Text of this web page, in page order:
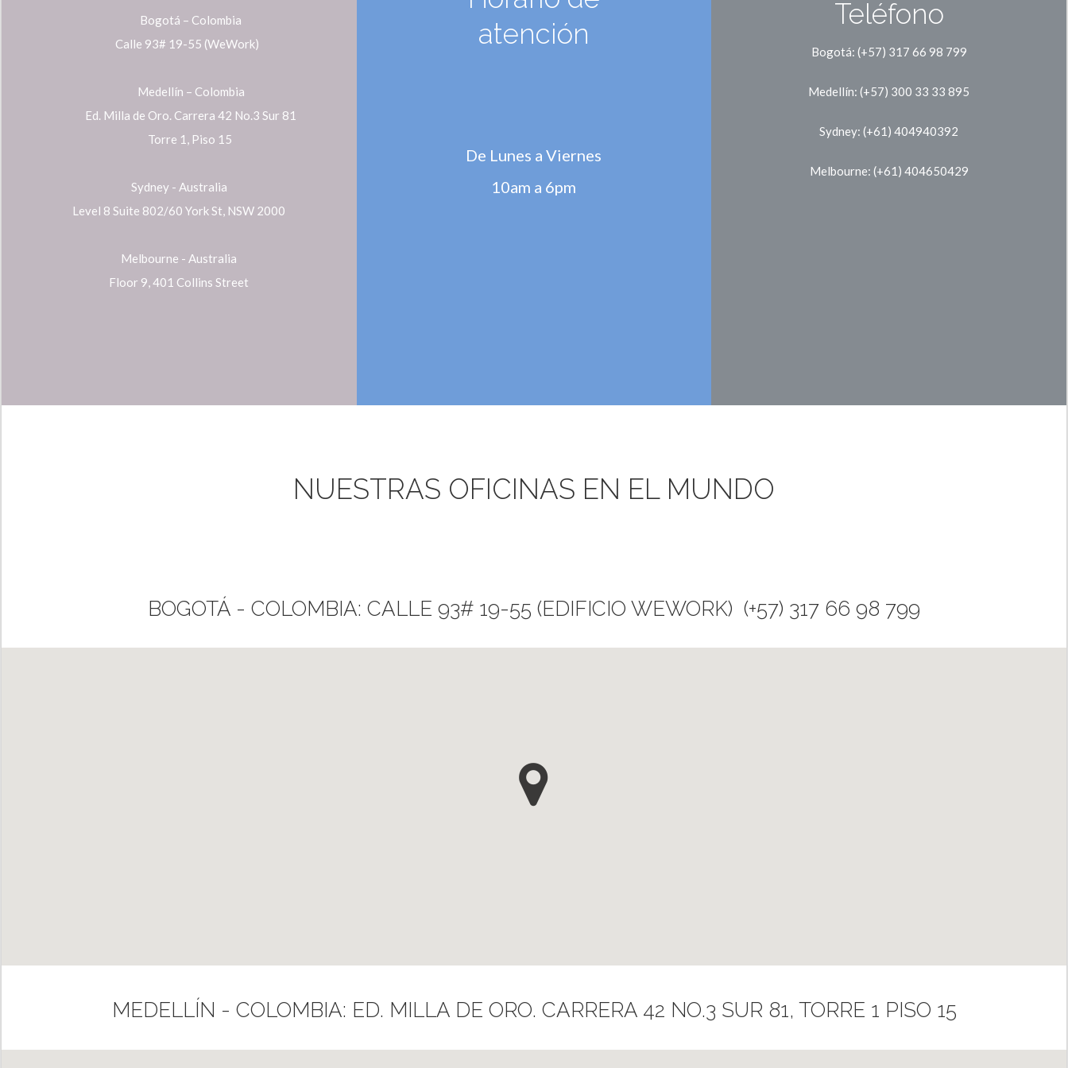
Bogotá – Colombia
Calle 93# 19-55 (WeWork)
Medellín – Colombia
Ed. Milla de Oro. Carrera 42 No.3 Sur 81
Torre 1, Piso 15
Sydney - Australia
Level 8 Suite 802/60 York St, NSW 2000
Melbourne - Australia
Floor 9, 401 Collins Street
atención
De Lunes a Viernes
10am a 6pm
Teléfono
Bogotá: (+57) 317 66 98 799
Medellín: (+57) 300 33 33 895
Sydney: (+61) 404940392
Melbourne: (+61) 404650429
NUESTRAS OFICINAS EN EL MUNDO
BOGOTÁ - COLOMBIA: CALLE 93# 19-55 (EDIFICIO WEWORK) (+57) 317 66 98 799
MEDELLÍN - COLOMBIA: ED. MILLA DE ORO. CARRERA 42 NO.3 SUR 81, TORRE 1 PISO 15